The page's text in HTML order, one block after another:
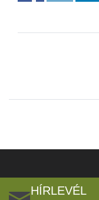
HÍRLEVÉL